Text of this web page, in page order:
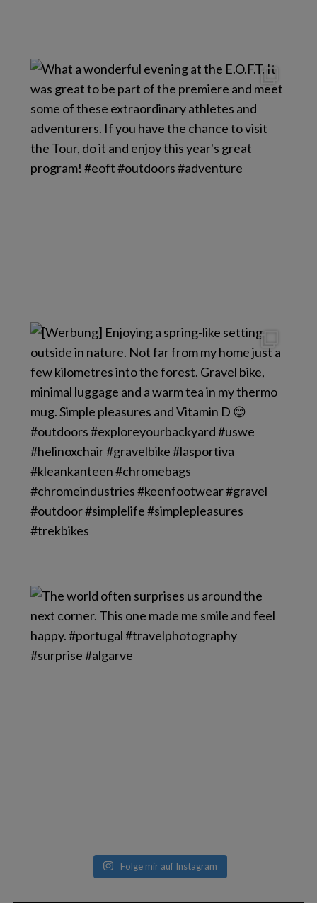
Folge mir auf Instagram